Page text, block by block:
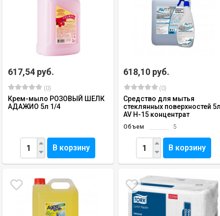
617,54 руб.
(0)
Крем-мыло РОЗОВЫЙ ШЕЛК
АДАЖИО 5л 1/4
В корзину
618,10 руб.
(0)
Средство для мытья
стеклянных поверхностей
AV H-15 концентрат
Объем 5
В корзину